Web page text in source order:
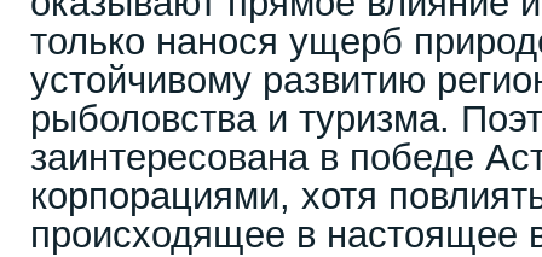
только нанося ущерб
устойчивому развитию
рыболовства и туризма.
заинтересована в победе
корпорациями, хотя
происходящее в настоящее